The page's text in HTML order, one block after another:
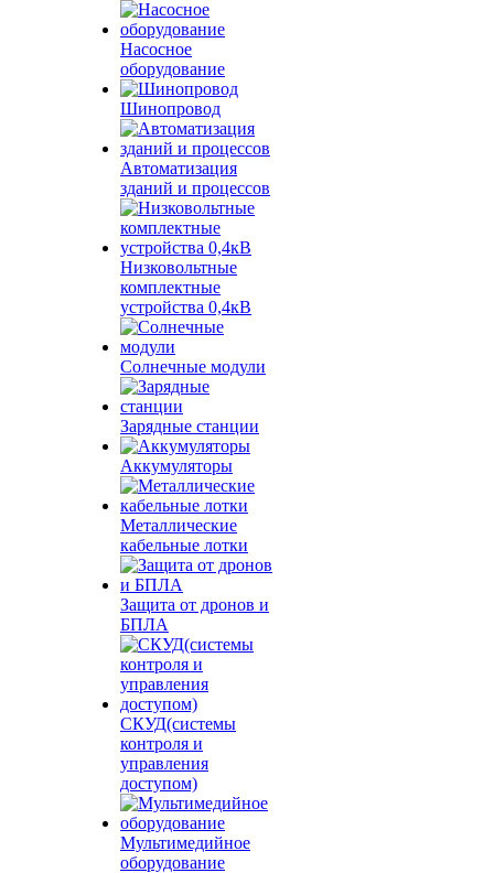
Насосное
оборудование
Шинопровод
Автоматизация
зданий и процессов
Низковольтные
комплектные
устройства 0,4кВ
Солнечные модули
Зарядные станции
Аккумуляторы
Металлические
кабельные лотки
Защита от дронов и
БПЛА
СКУД(системы
контроля и
управления
доступом)
Мультимедийное
оборудование